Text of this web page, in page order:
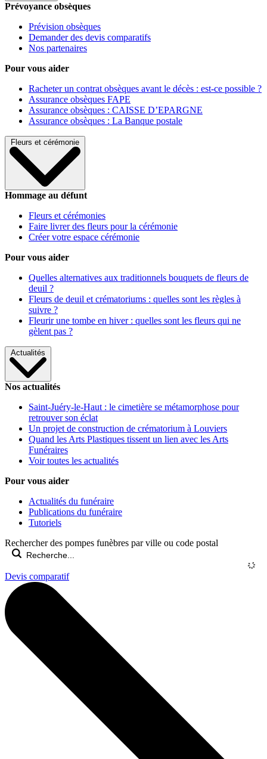
Prévoyance obsèques
Prévision obsèques
Demander des devis comparatifs
Nos partenaires
Pour vous aider
Racheter un contrat obsèques avant le décès : est-ce possible ?
Assurance obsèques FAPE
Assurance obsèques : CAISSE D’EPARGNE
Assurance obsèques : La Banque postale
Fleurs et cérémonie
Hommage au défunt
Fleurs et cérémonies
Faire livrer des fleurs pour la cérémonie
Créer votre espace cérémonie
Pour vous aider
Quelles alternatives aux traditionnels bouquets de fleurs de
deuil ?
Fleurs de deuil et crématoriums : quelles sont les règles à
suivre ?
Fleurir une tombe en hiver : quelles sont les fleurs qui ne
gèlent pas ?
Actualités
Nos actualités
Saint-Juéry-le-Haut : le cimetière se métamorphose pour
retrouver son éclat
Un projet de construction de crématorium à Louviers
Quand les Arts Plastiques tissent un lien avec les Arts
Funéraires
Voir toutes les actualités
Pour vous aider
Actualités du funéraire
Publications du funéraire
Tutoriels
Rechercher des pompes funèbres par ville ou code postal
Devis comparatif